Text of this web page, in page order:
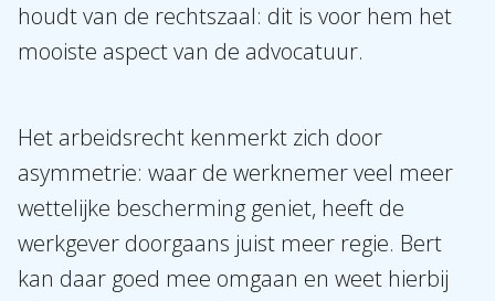
houdt van de rechtszaal: dit is voor hem het
mooiste aspect van de advocatuur.
Het arbeidsrecht kenmerkt zich door
asymmetrie: waar de werknemer veel meer
wettelijke bescherming geniet, heeft de
werkgever doorgaans juist meer regie. Bert
kan daar goed mee omgaan en weet hierbij